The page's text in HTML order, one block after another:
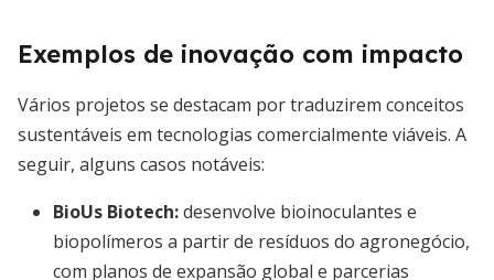
Exemplos de inovação com impacto
Vários projetos se destacam por traduzirem conceitos
sustentáveis em tecnologias comercialmente viáveis. A
seguir, alguns casos notáveis:
BioUs Biotech:desenvolve bioinoculantes e
biopolímeros a partir de resíduos do agronegócio,
com planos de expansão global e parcerias